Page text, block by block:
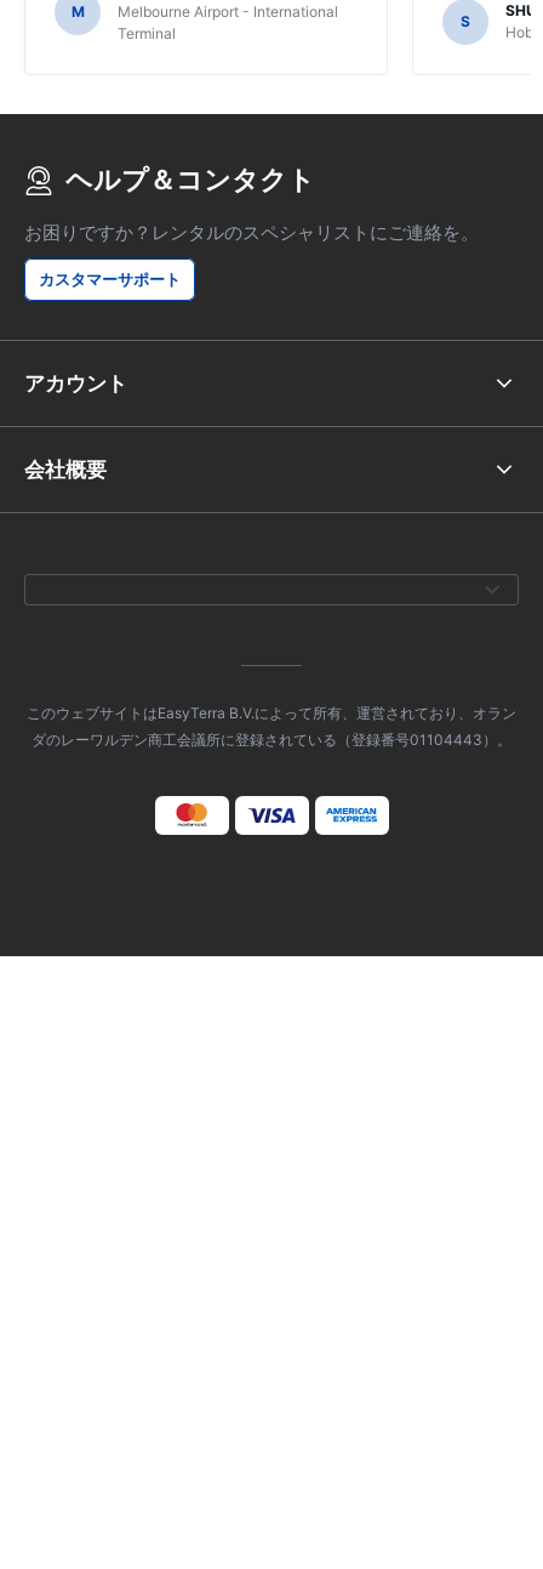
M
Melbourne Airport - International
Terminal
S
ヘルプ＆コンタクト
お困りですか？レンタルのスペシャリストにご連絡を。
カスタマーサポート
アカウント
会社概要
このウェブサイトはEasyTerra B.V.によって所有、運営されており、オラン
ダのレーワルデン商工会議所に登録されている（登録番号01104443）。